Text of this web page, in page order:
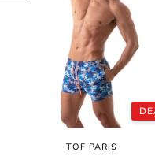
TOF PARIS